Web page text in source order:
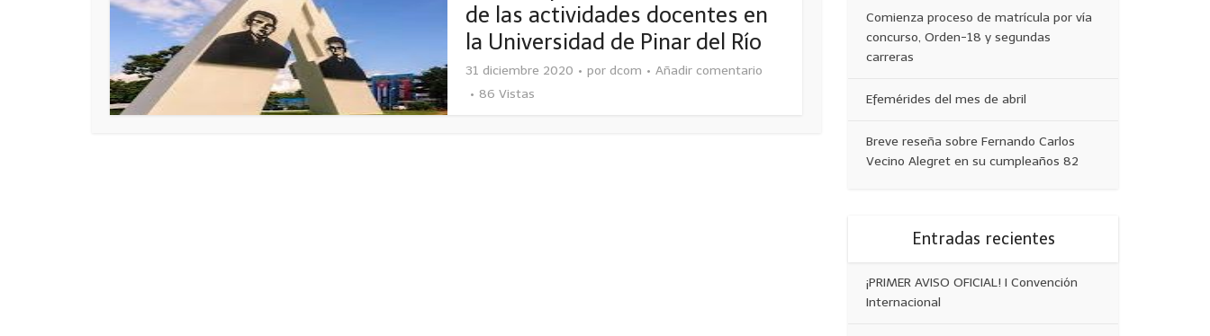
de las actividades docentes en
la Universidad de Pinar del Río
31 diciembre 2020 por dcom
Añadir comentario
86 Vistas
Comienza proceso de matrícula por vía
concurso, Orden-18 y segundas
carreras
Efemérides del mes de abril
Breve reseña sobre Fernando Carlos
Vecino Alegret en su cumpleaños 82
Entradas recientes
¡PRIMER AVISO OFICIAL! I Convención
Internacional